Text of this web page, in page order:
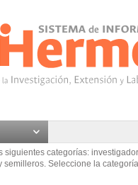
siguientes categorías:
semilleros. Seleccione la